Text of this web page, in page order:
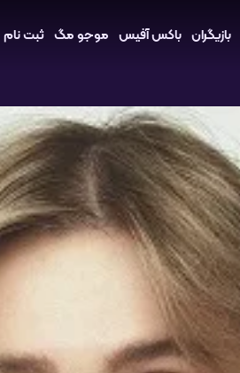
بازیگران باکس آفیس موجو مگ ثبت نام